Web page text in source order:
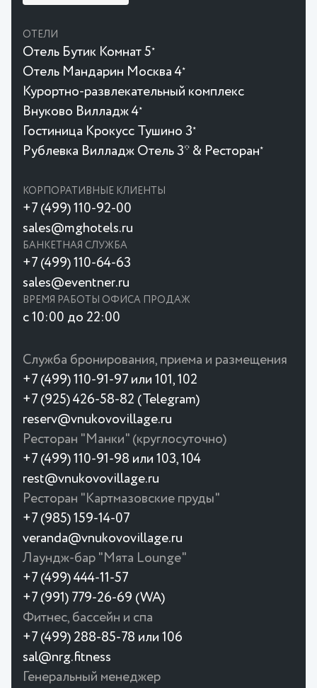
ОТЕЛИ
Отель Бутик Комнат 5★
Отель Мандарин Москва 4★
Курортно-развлекательный комплекс
Внуково Вилладж 4★
Гостиница Крокусc Тушино 3★
Рублевка Вилладж Отель 3* & Ресторан★
КОРПОРАТИВНЫЕ КЛИЕНТЫ
+7 (499) 110-92-00
sales@mghotels.ru
БАНКЕТНАЯ СЛУЖБА
+7 (499) 110-64-63
sales@eventner.ru
ВРЕМЯ РАБОТЫ ОФИСА ПРОДАЖ
с 10:00 до 22:00
Служба бронирования, приема и размещения
+7 (499) 110-91-97 или 101, 102
+7 (925) 426-58-82 (Telegram)
reserv@vnukovovillage.ru
Ресторан "Манки" (круглосуточно)
+7 (499) 110-91-98 или 103, 104
rest@vnukovovillage.ru
Ресторан "Картмазовские пруды"
+7 (985) 159-14-07
veranda@vnukovovillage.ru
Лаундж-бар "Мята Lounge"
+7 (499) 444-11-57
+7 (991) 779-26-69 (WA)
Фитнес, бассейн и спа
+7 (499) 288-85-78 или 106
sal@nrg.fitness
Генеральный менеджер